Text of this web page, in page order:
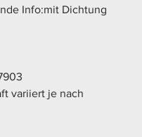
Info:mit Dichtung
variiert je nach